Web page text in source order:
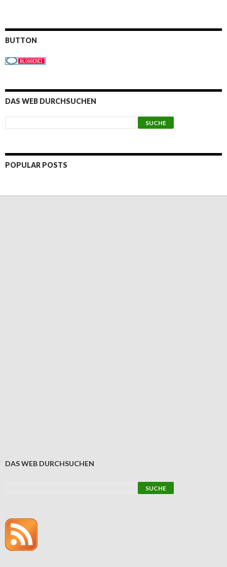
BUTTON
DAS WEB DURCHSUCHEN
POPULAR POSTS
DAS WEB DURCHSUCHEN